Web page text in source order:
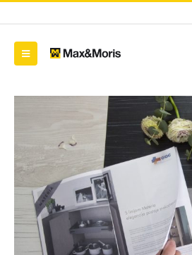
Blum AMPEROS AC: Kako